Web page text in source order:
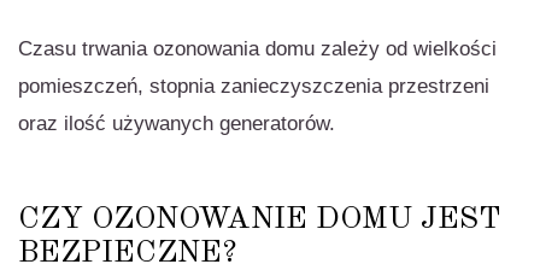
Czasu trwania ozonowania domu zależy od wielkości
pomieszczeń, stopnia zanieczyszczenia przestrzeni
oraz ilość używanych generatorów.
CZY OZONOWANIE DOMU JEST
BEZPIECZNE?